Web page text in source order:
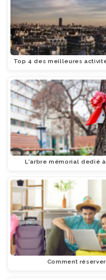
Top 4 des meilleures
L'arbre mémorial dedié
Comment